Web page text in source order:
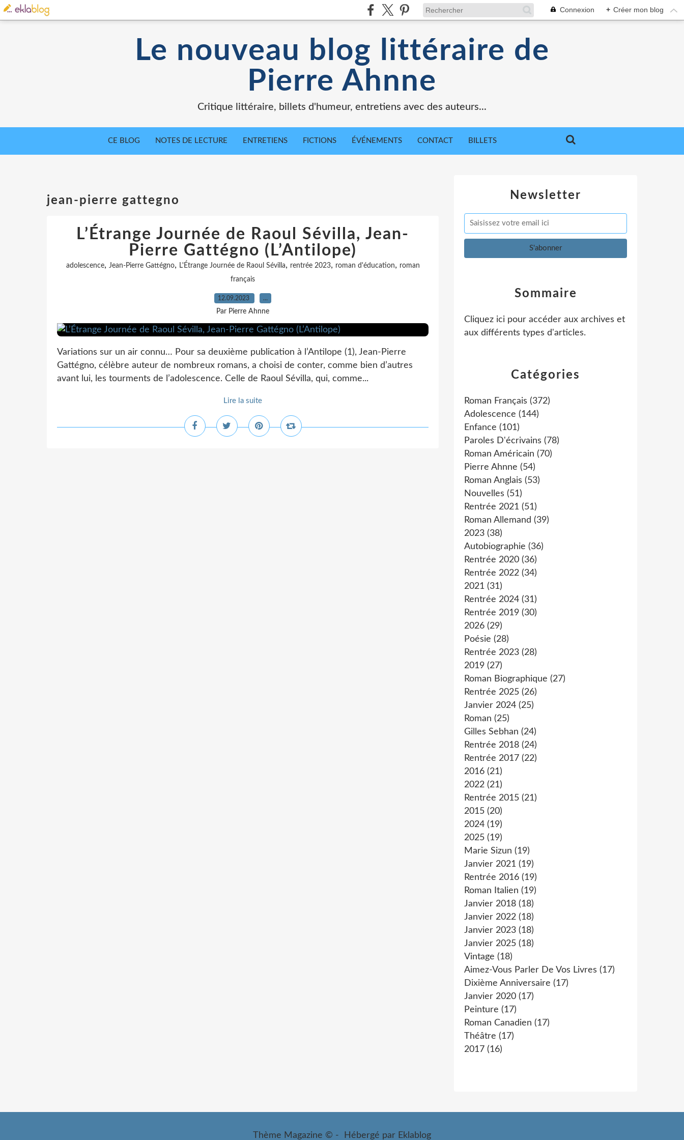
Connexion + Créer mon blog
Le nouveau blog littéraire de
Pierre Ahnne
Critique littéraire, billets d'humeur, entretiens avec des auteurs...
CE BLOG NOTES DE LECTURE ENTRETIENS FICTIONS ÉVÉNEMENTS CONTACT BILLETS
jean-pierre gattegno
L’Étrange Journée de Raoul Sévilla, Jean-
Pierre Gattégno (L’Antilope)
adolescence, Jean-Pierre Gattégno, L'Étrange Journée de Raoul Sévilla, rentrée 2023, roman d'éducation, roman
français
12.09.2023 …
Par Pierre Ahnne
Variations sur un air connu… Pour sa deuxième publication à l’Antilope (1), Jean-Pierre
Gattégno, célèbre auteur de nombreux romans, a choisi de conter, comme bien d’autres
avant lui, les tourments de l’adolescence. Celle de Raoul Sévilla, qui, comme...
Lire la suite
Newsletter
Catégories
Roman Français (372)
Adolescence (144)
Enfance (101)
Paroles D'écrivains (78)
Roman Américain (70)
Pierre Ahnne (54)
Roman Anglais (53)
Nouvelles (51)
Rentrée 2021 (51)
Roman Allemand (39)
2023 (38)
Autobiographie (36)
Rentrée 2020 (36)
Rentrée 2022 (34)
2021 (31)
Rentrée 2024 (31)
Rentrée 2019 (30)
2026 (29)
Poésie (28)
Rentrée 2023 (28)
2019 (27)
Roman Biographique (27)
Rentrée 2025 (26)
Janvier 2024 (25)
Roman (25)
Gilles Sebhan (24)
Rentrée 2018 (24)
Rentrée 2017 (22)
2016 (21)
2022 (21)
Rentrée 2015 (21)
2015 (20)
2024 (19)
2025 (19)
Marie Sizun (19)
Janvier 2021 (19)
Rentrée 2016 (19)
Roman Italien (19)
Janvier 2018 (18)
Janvier 2022 (18)
Janvier 2023 (18)
Janvier 2025 (18)
Vintage (18)
Aimez-Vous Parler De Vos Livres (17)
Dixième Anniversaire (17)
Janvier 2020 (17)
Peinture (17)
Roman Canadien (17)
Théâtre (17)
2017 (16)
Sommaire
Cliquez ici pour accéder aux archives et
aux différents types d'articles.
Thème Magazine © - Hébergé par Eklablog